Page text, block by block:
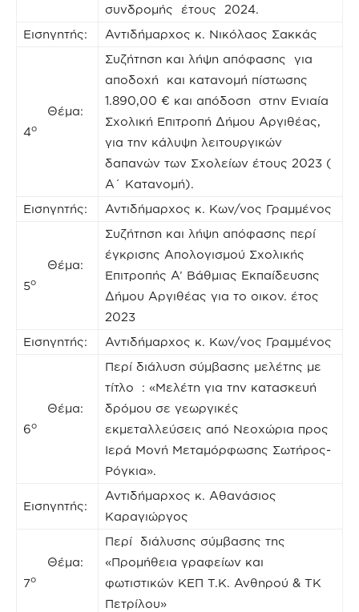
συνδρομής έτους 2024.
Εισηγητής:
Αντιδήμαρχος κ. Νικόλαος Σακκάς
Θέμα:
4ο
Συζήτηση και λήψη απόφασης για
αποδοχή και κατανομή πίστωσης
1.890,00 € και απόδοση στην Ενιαία
Σχολική Επιτροπή Δήμου Αργιθέας,
για την κάλυψη λειτουργικών
δαπανών των Σχολείων έτους 2023 (
A΄ Κατανομή).
Εισηγητής:
Αντιδήμαρχος κ. Κων/νος Γραμμένος
Θέμα:
5ο
Συζήτηση και λήψη απόφασης περί
έγκρισης Απολογισμού Σχολικής
Επιτροπής Α’ Βάθμιας Εκπαίδευσης
Δήμου Αργιθέας για το οικον. έτος
2023
Εισηγητής:
Αντιδήμαρχος κ. Κων/νος Γραμμένος
Θέμα:
6ο
Περί διάλυση σύμβασης μελέτης με
τίτλο : «Μελέτη για την κατασκευή
δρόμου σε γεωργικές
εκμεταλλεύσεις από Νεοχώρια προς
Ιερά Μονή Μεταμόρφωσης Σωτήρος-
Ρόγκια».
Εισηγητής:
Αντιδήμαρχος κ. Αθανάσιος
Καραγιώργος
Θέμα:
7ο
Περί διάλυσης σύμβασης της
«Προμήθεια γραφείων και
φωτιστικών ΚΕΠ Τ.Κ. Ανθηρού & ΤΚ
Πετρίλου»